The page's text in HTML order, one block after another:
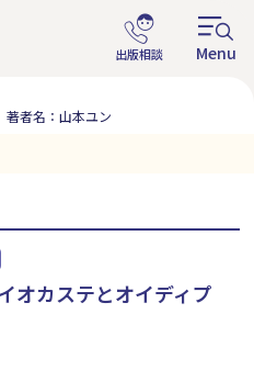
著者名：山本ユン
オカステとオイディプ